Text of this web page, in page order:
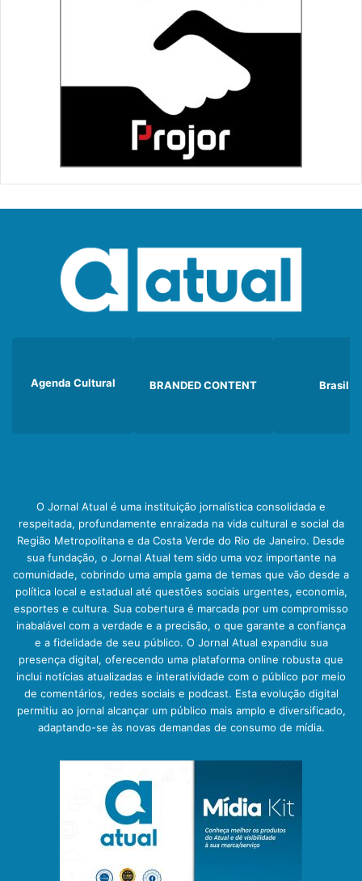
Agenda Cultural BRANDED CONTENT Brasil
O Jornal Atual é uma instituição jornalística consolidada e
respeitada, profundamente enraizada na vida cultural e social da
Região Metropolitana e da Costa Verde do Rio de Janeiro. Desde
sua fundação, o Jornal Atual tem sido uma voz importante na
comunidade, cobrindo uma ampla gama de temas que vão desde a
política local e estadual até questões sociais urgentes, economia,
esportes e cultura. Sua cobertura é marcada por um compromisso
inabalável com a verdade e a precisão, o que garante a confiança
e a fidelidade de seu público. O Jornal Atual expandiu sua
presença digital, oferecendo uma plataforma online robusta que
inclui notícias atualizadas e interatividade com o público por meio
de comentários, redes sociais e podcast. Esta evolução digital
permitiu ao jornal alcançar um público mais amplo e diversificado,
adaptando-se às novas demandas de consumo de mídia.